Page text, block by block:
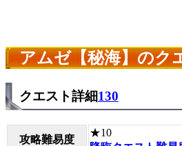
アムゼ【秘海】のク
クエスト詳細130
攻略難易度
★10